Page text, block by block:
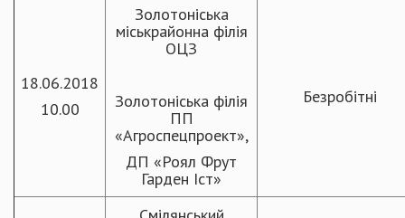
18.06.2018
10.00
Золотоніська
міськрайонна філія
ОЦЗ
Золотоніська філія
ПП
«Агроспецпроект»,
ДП «Роял Фрут
Гарден Іст»
Безробітні